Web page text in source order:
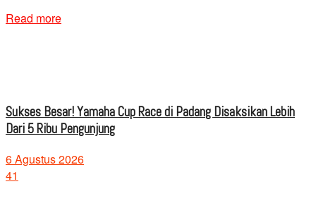
Read more
Sukses Besar! Yamaha Cup Race di Padang Disaksikan Lebih
Dari 5 Ribu Pengunjung
6 Agustus 2026
41